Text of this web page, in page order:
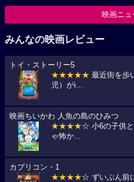
映画ニュ
みんなの映画レビュー
トイ・ストーリー5
★★★★★ 最近街を歩
児）がi...
映画ちいかわ 人魚の島のひみつ
★★★★☆ 小6の子供
ゃ怖か...
カプリコン・1
★★★★☆ ずいぶん前